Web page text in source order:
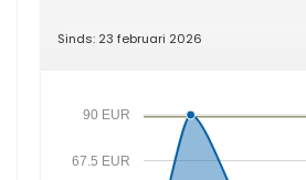
Sinds: 23 februari 2026
67.5 EUR
90 EUR